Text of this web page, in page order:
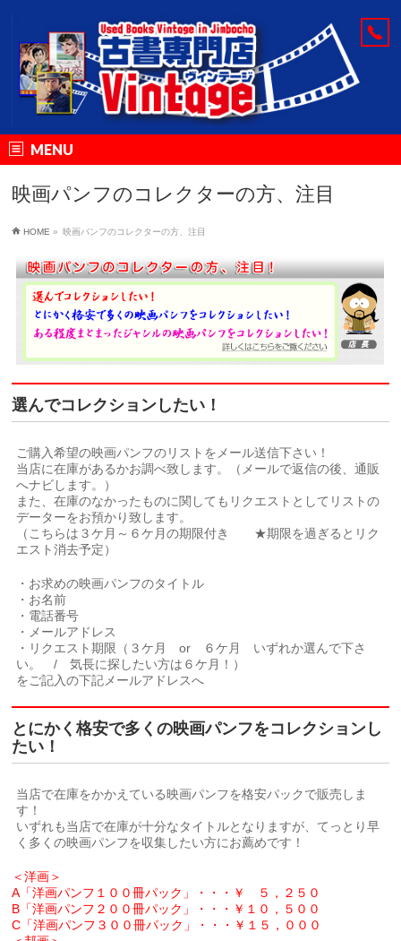
MENU
映画パンフのコレクターの方、注目
HOME » 映画パンフのコレクターの方、注目
選んでコレクションしたい！
ご購入希望の映画パンフのリストをメール送信下さい！
当店に在庫があるかお調べ致します。（メールで返信の後、通販
へナビします。）
また、在庫のなかったものに関してもリクエストとしてリストの
データーをお預かり致します。
（こちらは３ケ月～６ケ月の期限付き ★期限を過ぎるとリク
エスト消去予定）
・お求めの映画パンフのタイトル
・お名前
・電話番号
・メールアドレス
・リクエスト期限（３ケ月 or ６ケ月 いずれか選んで下さ
い。 / 気長に探したい方は６ケ月！）
をご記入の下記メールアドレスへ
とにかく格安で多くの映画パンフをコレクションし
たい！
当店で在庫をかかえている映画パンフを格安パックで販売しま
す！
いずれも当店で在庫が十分なタイトルとなりますが、てっとり早
く多くの映画パンフを収集したい方にお薦めです！
＜洋画＞
A「洋画パンフ１００冊パック」・・・￥ ５，２５０
B「洋画パンフ２００冊パック」・・・￥１０，５００
C「洋画パンフ３００冊パック」・・・￥１５，０００